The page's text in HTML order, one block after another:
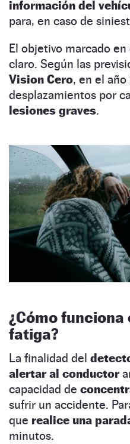
información del
para, en caso de
El objetivo marcado
claro. Según las
Vision Cero, en el
desplazamientos por
lesiones graves.
¿Cómo
fatiga?
La finalidad del
alertar al conductor
capacidad de
sufrir un accidente.
que realice una
minutos.